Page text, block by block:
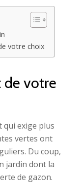
votre choix
de votre
qui exige plus
vertes ont
Du coup,
jardin dont la
de gazon.